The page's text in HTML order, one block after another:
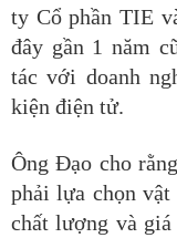
ty Cổ phần TIE
đây gần 1 năm
tác với doanh
kiện điện tử.
Ông Đạo cho
phải lựa chọn
chất lượng và giá